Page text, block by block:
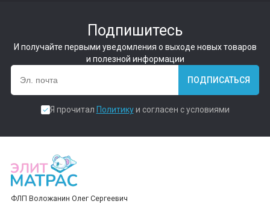
Подпишитесь
И получайте первыми уведомления о выходе новых товаров
и полезной информации
ПОДПИСАТЬСЯ
Я прочитал Политикуи согласен с условиями
ФЛП Воложанин Олег Сергеевич